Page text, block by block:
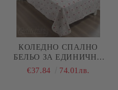
КОЛЕДНО СПАЛНО
БЕЛЬО ЗА ЕДИНИЧНО
ЛЕГЛО, ЕЛЕНЧЕТА И
€37.84 74.01лв.